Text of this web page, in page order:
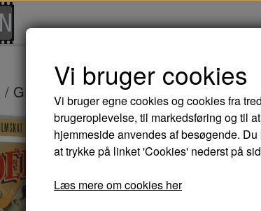
GENBOERNE - DVD
44,00 kr.
Vi bruger cookies
Vi bruger egne cookies og cookies fra
brugeroplevelse, til markedsføring og til
hjemmeside anvendes af besøgende.
at trykke på linket 'Cookies' nederst på
Læs mere om cookies her